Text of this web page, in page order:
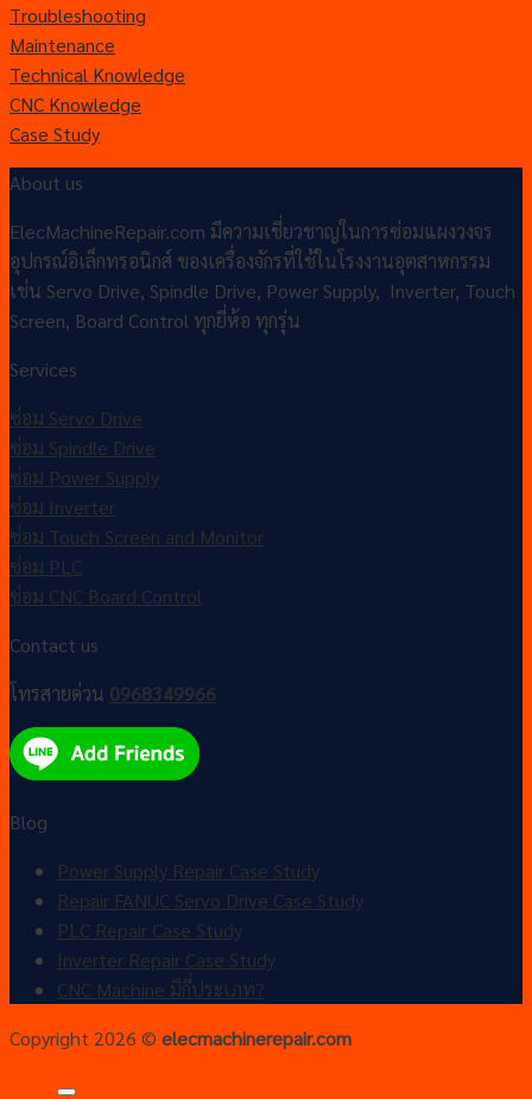
Troubleshooting
Maintenance
Technical Knowledge
CNC Knowledge
Case Study
About us
ElecMachineRepair.com มีความเชี่ยวชาญในการซ่อมแผงวงจร
อุปกรณ์อิเล็กทรอนิกส์ ของเครื่องจักรที่ใช้ในโรงงานอุตสาหกรรม
เช่น Servo Drive, Spindle Drive, Power Supply, Inverter, Touch
Screen, Board Control ทุกยี่ห้อ ทุกรุ่น
Services
ซ่อม Servo Drive
ซ่อม Spindle Drive
ซ่อม Power Supply
ซ่อม Inverter
ซ่อม Touch Screen and Monitor
ซ่อม PLC
ซ่อม CNC Board Control
Contact us
โทรสายด่วน 0968349966
Blog
Power Supply Repair Case Study
Repair FANUC Servo Drive Case Study
PLC Repair Case Study
Inverter Repair Case Study
CNC Machine มีกี่ประเภท?
Copyright 2026 © elecmachinerepair.com